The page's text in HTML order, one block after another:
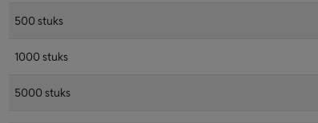
500 stuks
1000 stuks
5000 stuks